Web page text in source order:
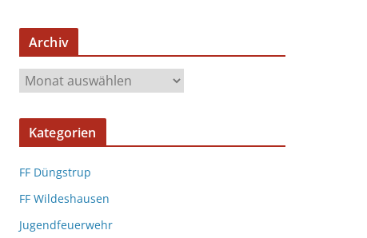
Archiv
Kategorien
FF Düngstrup
FF Wildeshausen
Jugendfeuerwehr